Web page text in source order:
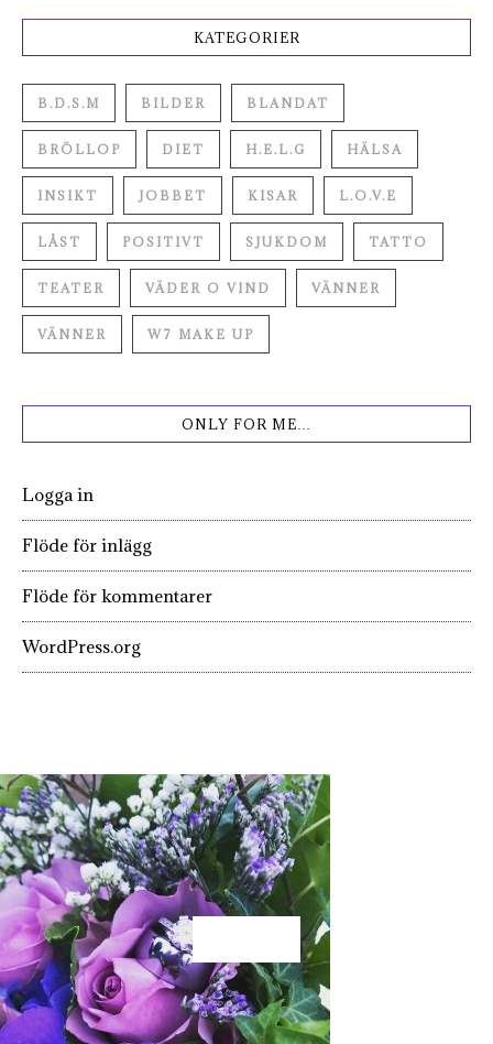
KATEGORIER
B.D.S.M BILDER BLANDAT
BRÖLLOP DIET H.E.L.G HÄLSA
INSIKT JOBBET KISAR L.O.V.E
LÅST POSITIVT SJUKDOM TATTO
TEATER VÄDER O VIND VÄNNER
VÄNNER W7 MAKE UP
ONLY FOR ME…
Logga in
Flöde för inlägg
Flöde för kommentarer
WordPress.org